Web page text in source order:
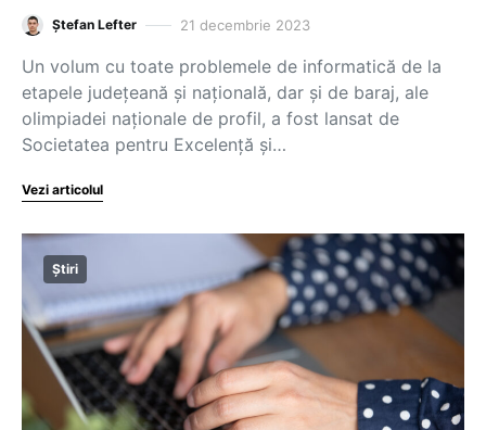
Ștefan Lefter 21 decembrie 2023
Un volum cu toate problemele de informatică de la
etapele județeană și națională, dar și de baraj, ale
olimpiadei naționale de profil, a fost lansat de
Societatea pentru Excelență și…
Vezi articolul
Știri